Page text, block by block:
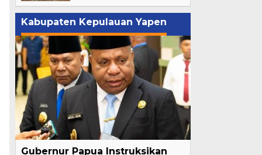
Kabupaten Kepulauan Yapen
Gubernur Papua Instruksikan